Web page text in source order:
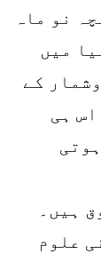
نو ماہ
میں
کے
ہی
ہیں۔
علوم